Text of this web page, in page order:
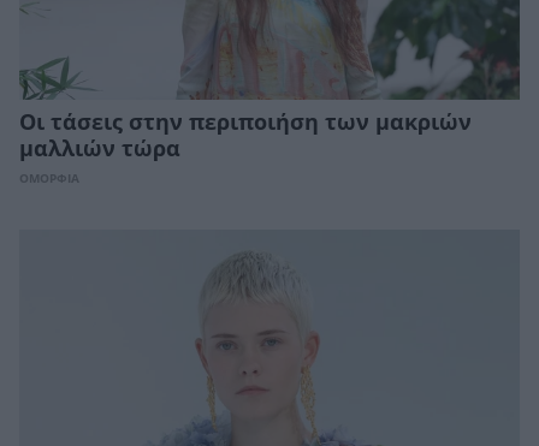
Οι τάσεις στην περιποιήση των μακριών
μαλλιών τώρα
ΟΜΟΡΦΙΑ